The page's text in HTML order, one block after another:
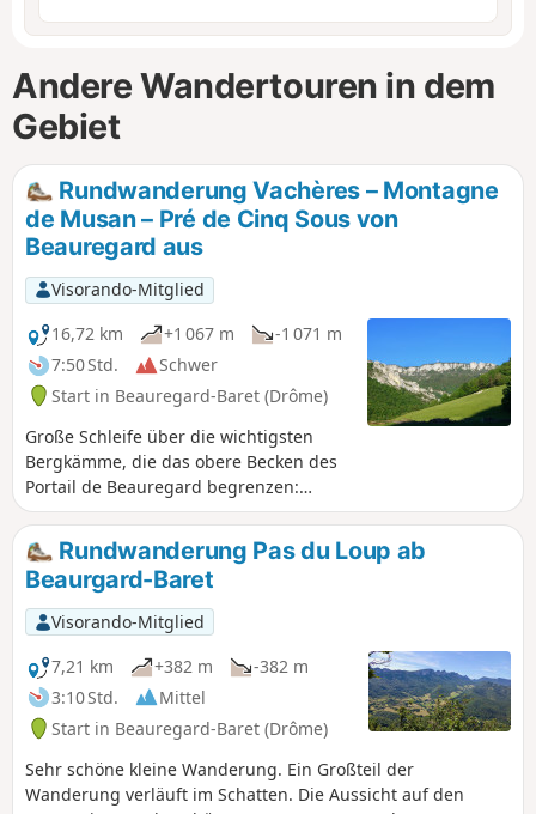
Andere Wandertouren in dem
Gebiet
Rundwanderung Vachères – Montagne
de Musan – Pré de Cinq Sous von
Beauregard aus
Visorando-Mitglied
16,72 km
+1 067 m
-1 071 m
7:50 Std.
Schwer
Start in Beauregard-Baret (Drôme)
Große Schleife über die wichtigsten
Bergkämme, die das obere Becken des
Portail de Beauregard begrenzen:
Aufstieg über die wilden Vachères
(abseits des Weges), Überquerung der
Pässe Col de Sonnaize, Pas du Loup und
Col des Tourniers, steiler Aufstieg zum
Pas de la Pierre, um den langen und
schönen Grat der Montagne de Musan
bis zum Pas Pourceau zu überqueren,
Abstieg über die „Pré de Cinq-Sous”,
den Cols des Cordeliers und des
Marchands, schließlich durch die
Schlucht Ravin de Combins bis zum
Passage du Tour und Rückkehr ins Dorf
Rundwanderung Pas du Loup ab
Beaurgard-Baret
Visorando-Mitglied
7,21 km
+382 m
-382 m
3:10 Std.
Mittel
Start in Beauregard-Baret (Drôme)
Sehr schöne kleine Wanderung. Ein Großteil der
Wanderung verläuft im Schatten. Die Aussicht auf den